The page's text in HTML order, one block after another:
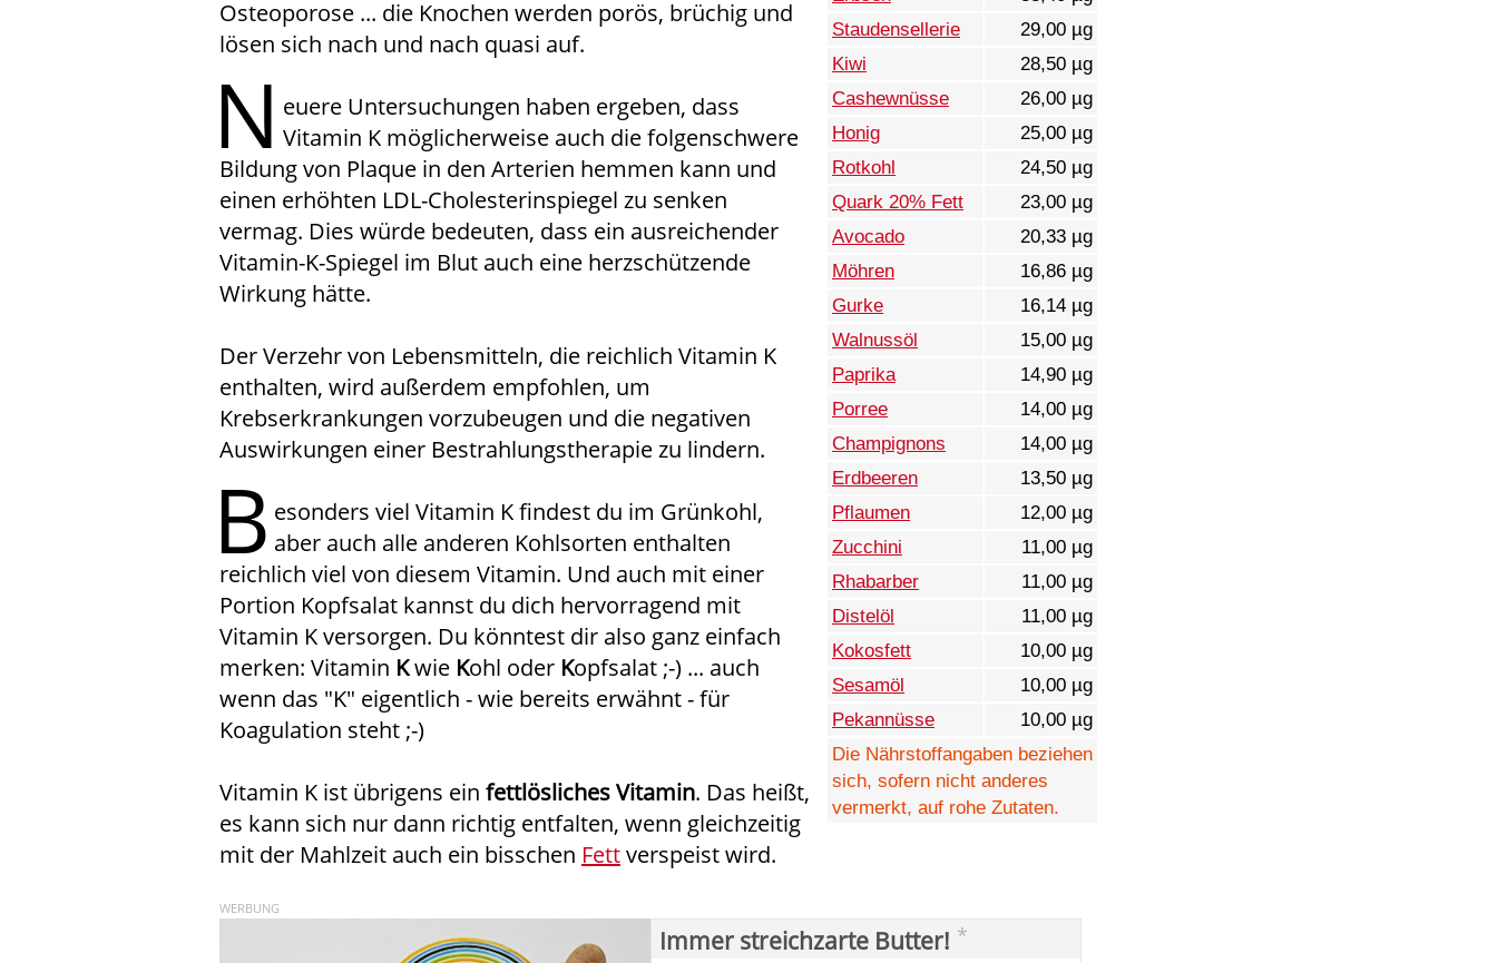
Staudensellerie
29,00 µg
Kiwi
28,50 µg
Cashewnüsse
26,00 µg
Honig
25,00 µg
Rotkohl
24,50 µg
Quark 20% Fett
23,00 µg
Avocado
20,33 µg
Möhren
16,86 µg
Gurke
16,14 µg
Walnussöl
15,00 µg
Paprika
14,90 µg
Porree
14,00 µg
Champignons
14,00 µg
Erdbeeren
13,50 µg
Pflaumen
12,00 µg
Zucchini
11,00 µg
Rhabarber
11,00 µg
Distelöl
11,00 µg
Kokosfett
10,00 µg
Sesamöl
10,00 µg
Pekannüsse
10,00 µg
Die Nährstoffangaben beziehen
sich, sofern nicht anderes
vermerkt, auf rohe Zutaten.
Osteoporose ... die Knochen werden porös, brüchig und
lösen sich nach und nach quasi auf.
N euere Untersuchungen haben ergeben, dass
Vitamin K möglicherweise auch die folgenschwere
Bildung von Plaque in den Arterien hemmen kann und
einen erhöhten LDL-Cholesterinspiegel zu senken
vermag. Dies würde bedeuten, dass ein ausreichender
Vitamin-K-Spiegel im Blut auch eine herzschützende
Wirkung hätte.
Der Verzehr von Lebensmitteln, die reichlich Vitamin K
enthalten, wird außerdem empfohlen, um
Krebserkrankungen vorzubeugen und die negativen
Auswirkungen einer Bestrahlungstherapie zu lindern.
B esonders viel Vitamin K findest du im Grünkohl,
aber auch alle anderen Kohlsorten enthalten
reichlich viel von diesem Vitamin. Und auch mit einer
Portion Kopfsalat kannst du dich hervorragend mit
Vitamin K versorgen. Du könntest dir also ganz einfach
merken: Vitamin Kwie Kohl oder Kopfsalat ;-) ... auch
wenn das "K" eigentlich - wie bereits erwähnt - für
Koagulation steht ;-)
Vitamin K ist übrigens ein fettlösliches Vitamin. Das heißt,
es kann sich nur dann richtig entfalten, wenn gleichzeitig
mit der Mahlzeit auch ein bisschen Fettverspeist wird.
WERBUNG
Immer streichzarte Butter! *